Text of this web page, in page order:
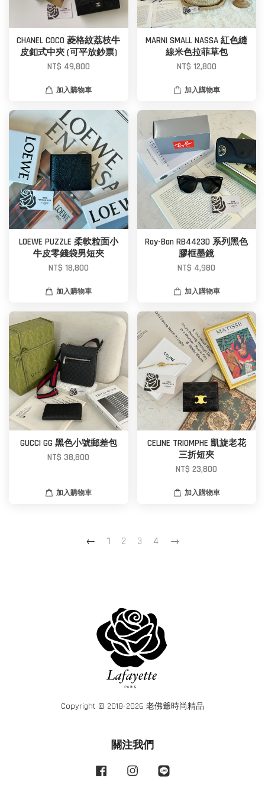
CHANEL COCO 菱格紋荔枝牛
皮釦式中夾 (可平放鈔票)
NT$ 49,800
加入購物車
MARNI SMALL NASSA 紅色縫
線米色拉菲草包
NT$ 12,800
加入購物車
LOEWE PUZZLE 柔軟粒面小
牛皮零錢袋男短夾
NT$ 18,800
加入購物車
Ray-Ban RB4423D 系列黑色
膠框墨鏡
NT$ 4,980
加入購物車
GUCCI GG 黑色小號郵差包
NT$ 38,800
加入購物車
CELINE TRIOMPHE 凱旋老花
三折短夾
NT$ 23,800
加入購物車
← 1 2 3 4 →
Copyright © 2018-2026 老佛爺時尚精品
關注我們
Facebook Instagram